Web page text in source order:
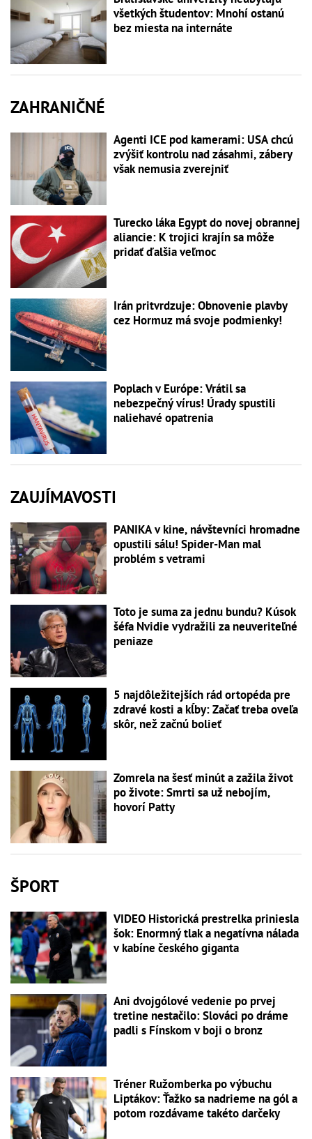
všetkých študentov: Mnohí ostanú
bez miesta na internáte
ZAHRANIČNÉ
Agenti ICE pod kamerami: USA chcú
zvýšiť kontrolu nad zásahmi, zábery
však nemusia zverejniť
Turecko láka Egypt do novej obrannej
aliancie: K trojici krajín sa môže
pridať ďalšia veľmoc
Irán pritvrdzuje: Obnovenie plavby
cez Hormuz má svoje podmienky!
Poplach v Európe: Vrátil sa
nebezpečný vírus! Úrady spustili
naliehavé opatrenia
ZAUJÍMAVOSTI
PANIKA v kine, návštevníci hromadne
opustili sálu! Spider-Man mal
problém s vetrami
Toto je suma za jednu bundu? Kúsok
šéfa Nvidie vydražili za neuveriteľné
peniaze
5 najdôležitejších rád ortopéda pre
zdravé kosti a kĺby: Začať treba oveľa
skôr, než začnú bolieť
Zomrela na šesť minút a zažila život
po živote: Smrti sa už nebojím,
hovorí Patty
ŠPORT
VIDEO Historická prestrelka priniesla
šok: Enormný tlak a negatívna nálada
v kabíne českého giganta
Ani dvojgólové vedenie po prvej
tretine nestačilo: Slováci po dráme
padli s Fínskom v boji o bronz
Tréner Ružomberka po výbuchu
Liptákov: Ťažko sa nadrieme na gól a
potom rozdávame takéto darčeky